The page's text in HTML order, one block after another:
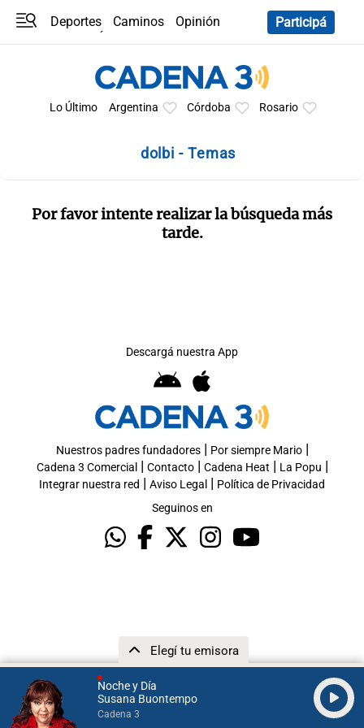
Noche y Día
Susana Buontempo
Cadena 3
Elegí tu emisora
Deportes Caminos
Opinión
Participá
Lo Último Argentina Córdoba Rosario
dolbi - Temas
Por favor intente realizar la búsqueda más
tarde.
Descargá nuestra App
Nuestros padres fundadores| Por siempre Mario|
Cadena 3 Comercial | Contacto| Cadena Heat | La Popu |
Integrar nuestra red | Aviso Legal | Política de Privacidad
Seguinos en